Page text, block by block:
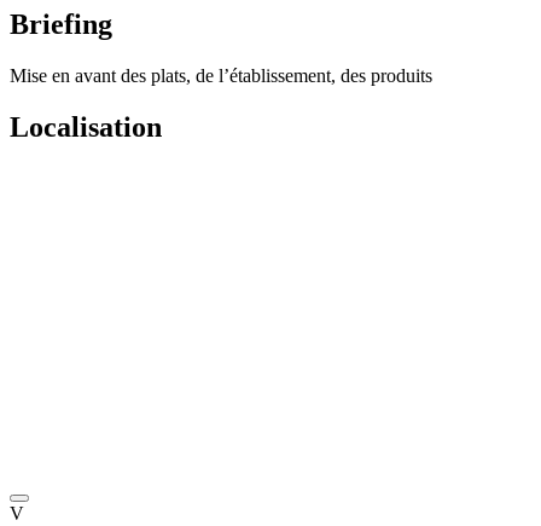
Briefing
Mise en avant des plats, de l’établissement, des produits
Localisation
V